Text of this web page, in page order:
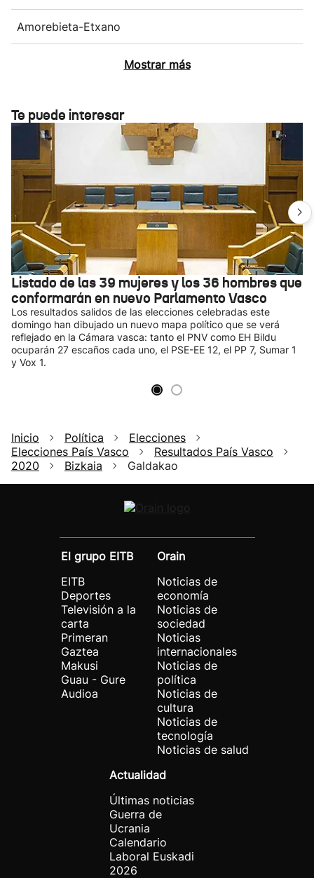
Amorebieta-Etxano
Mostrar más
Te puede interesar
Listado de las 39 mujeres y los 36 hombres que
conformarán en nuevo Parlamento Vasco
Los resultados salidos de las elecciones celebradas este
domingo han dibujado un nuevo mapa político que se verá
reflejado en la Cámara vasca: tanto el PNV como EH Bildu
ocuparán 27 escaños cada uno, el PSE-EE 12, el PP 7, Sumar 1
y Vox 1.
Inicio Política
Elecciones
Elecciones País Vasco
Resultados País Vasco
2020
Bizkaia Galdakao
El grupo EITB
EITB
Deportes
Televisión a la
carta
Primeran
Gaztea
Makusi
Guau - Gure
Audioa
Orain
Noticias de
economía
Noticias de
sociedad
Noticias
internacionales
Noticias de
política
Noticias de
cultura
Noticias de
tecnología
Noticias de salud
Actualidad
Últimas noticias
Guerra de
Ucrania
Calendario
Laboral Euskadi
2026